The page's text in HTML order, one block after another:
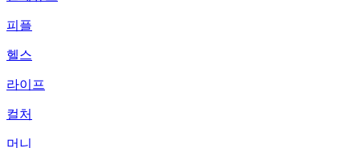
피플
헬스
라이프
컬처
머니